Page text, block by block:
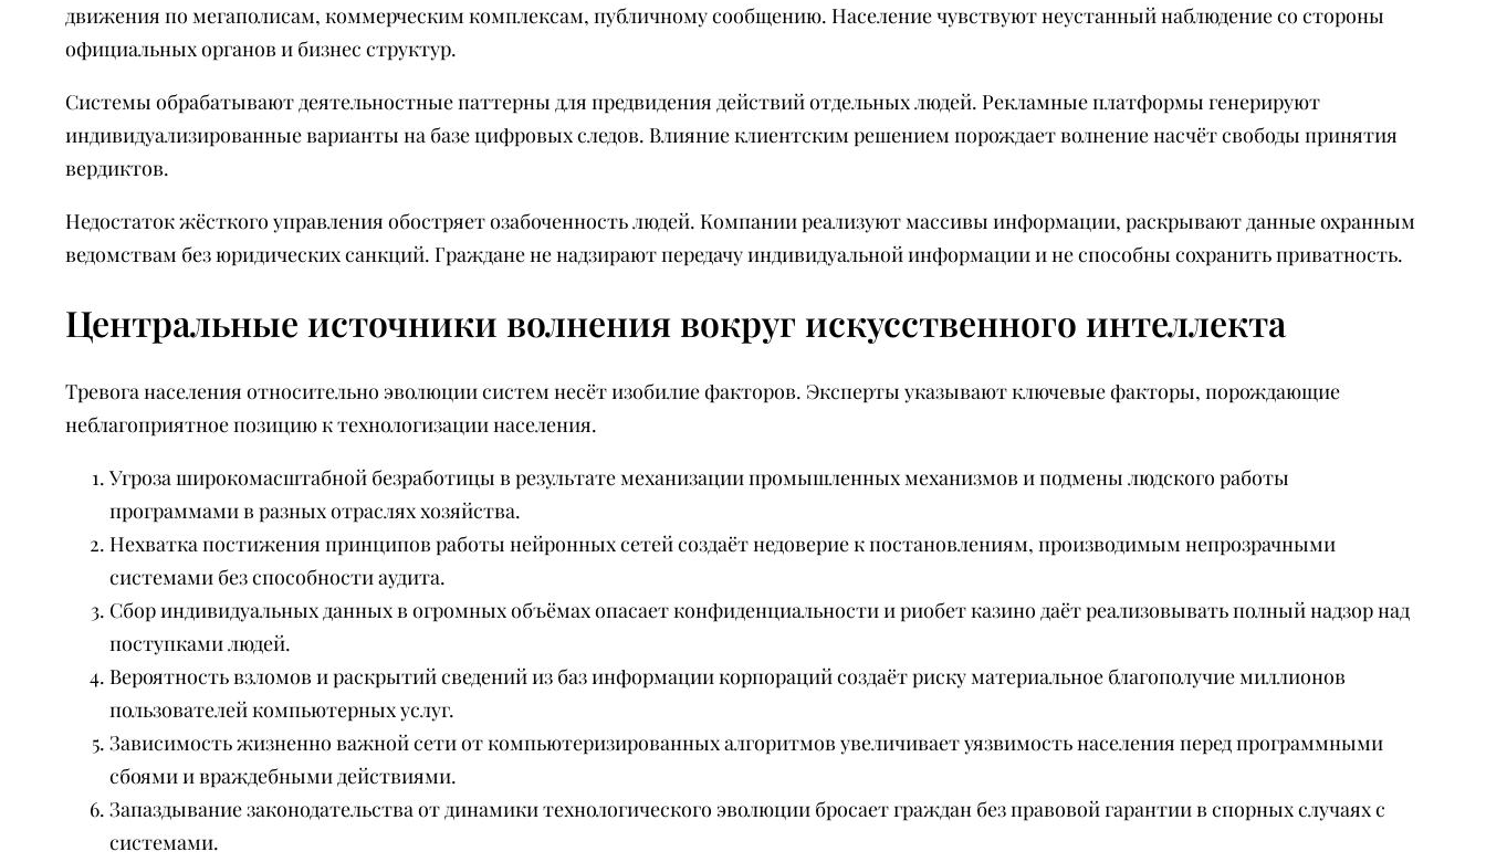
движения по мегаполисам, коммерческим комплексам, публичному сообщению. Население чувствуют неустанный наблюдение со стороны
официальных органов и бизнес структур.
Системы обрабатывают деятельностные паттерны для предвидения действий отдельных людей. Рекламные платформы генерируют
индивидуализированные варианты на базе цифровых следов. Влияние клиентским решением порождает волнение насчёт свободы принятия
вердиктов.
Недостаток жёсткого управления обостряет озабоченность людей. Компании реализуют массивы информации, раскрывают данные охранным
ведомствам без юридических санкций. Граждане не надзирают передачу индивидуальной информации и не способны сохранить приватность.
Центральные источники волнения вокруг искусственного интеллекта
Тревога населения относительно эволюции систем несёт изобилие факторов. Эксперты указывают ключевые факторы, порождающие
неблагоприятное позицию к технологизации населения.
Угроза широкомасштабной безработицы в результате механизации промышленных механизмов и подмены людского работы
программами в разных отраслях хозяйства.
Нехватка постижения принципов работы нейронных сетей создаёт недоверие к постановлениям, производимым непрозрачными
системами без способности аудита.
Сбор индивидуальных данных в огромных объёмах опасает конфиденциальности и риобет казино даёт реализовывать полный надзор над
поступками людей.
Вероятность взломов и раскрытий сведений из баз информации корпораций создаёт риску материальное благополучие миллионов
пользователей компьютерных услуг.
Зависимость жизненно важной сети от компьютеризированных алгоритмов увеличивает уязвимость населения перед программными
сбоями и враждебными действиями.
Запаздывание законодательства от динамики технологического эволюции бросает граждан без правовой гарантии в спорных случаях с
системами.